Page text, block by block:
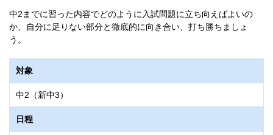
中2までに習った内容でどのように入試問題に立ち向えばよいの
か、自分に足りない部分と徹底的に向き合い、打ち勝ちましょ
う。
対象
中2（新中3）
日程